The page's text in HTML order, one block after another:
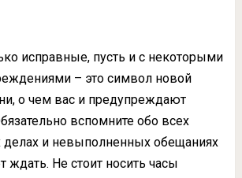
исправные, пусть и с некоторыми
– это символ новой
о чем вас и предупреждают
вспомните обо всех
и невыполненных обещаниях
ждать. Не стоит носить часы